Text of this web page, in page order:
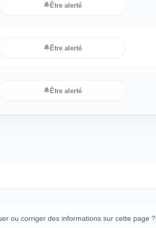
🔔Être alerté
🔔Être alerté
🔔Être alerté
ou corriger des informations sur cette page ?